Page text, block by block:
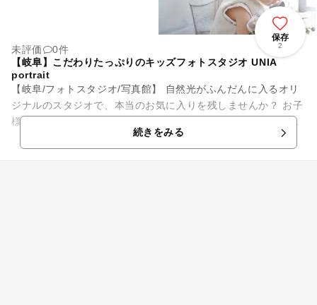
保存
2
未評価
0件
【岐阜】こだわりたっぷりのキッズフォトスタジオ UNIA
portrait
【岐阜/フォトスタジオ/写真館】 自然光がふんだんに入るオリ
ジナルのスタジオで、本当のお気に入りを残しませんか？ お子
様も可愛くヘアセットメイク！もちろんママにも美しく残して
続きをみる